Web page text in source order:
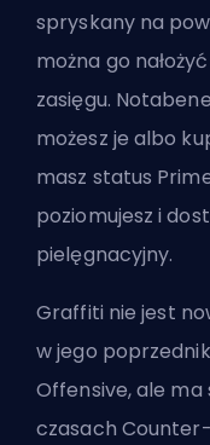
spryskany na
można go
zasięgu.
możesz je albo
masz status
poziomujesz i
pielęgnacyjny.
Graffiti nie jest
w jego
Offensive, ale ma
czasach